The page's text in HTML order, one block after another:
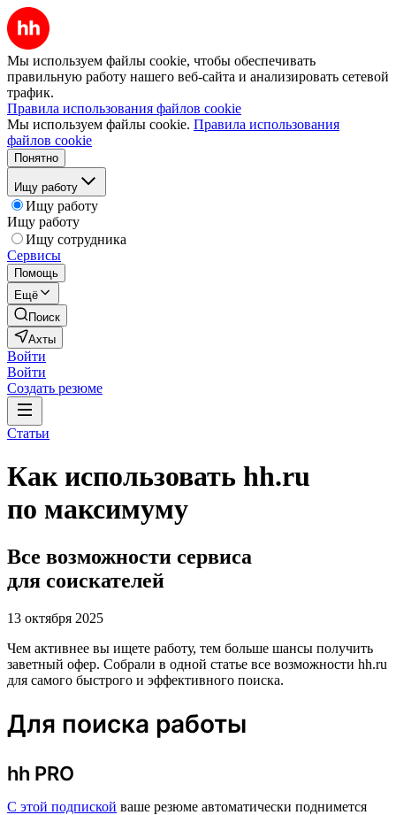
Мы используем файлы cookie, чтобы обеспечивать
правильную работу нашего веб-сайта и анализировать сетевой
трафик.
Правила использования файлов cookie
Мы используем файлы cookie. Правила использования
файлов cookie
Понятно
Ищу работу
Ищу работу
Ищу работу
Ищу сотрудника
Сервисы
Помощь
Ещё
Поиск
Ахты
Войти
Войти
Создать резюме
Статьи
Как использовать hh.ru
по максимуму
Все возможности сервиса
для соискателей
13 октября 2025
Чем активнее вы ищете работу, тем больше шансы получить
заветный офер. Собрали в одной статье все возможности hh.ru
для самого быстрого и эффективного поиска.
Для поиска работы
hh PRO
С этой подпиской ваше резюме автоматически поднимется